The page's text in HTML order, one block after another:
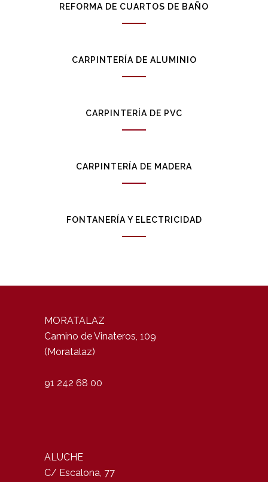
REFORMA DE CUARTOS DE BAÑO
CARPINTERÍA DE ALUMINIO
CARPINTERÍA DE PVC
CARPINTERÍA DE MADERA
FONTANERÍA Y ELECTRICIDAD
MORATALAZ
Camino de Vinateros, 109
(Moratalaz)
91 242 68 00
ALUCHE
C/ Escalona, 77